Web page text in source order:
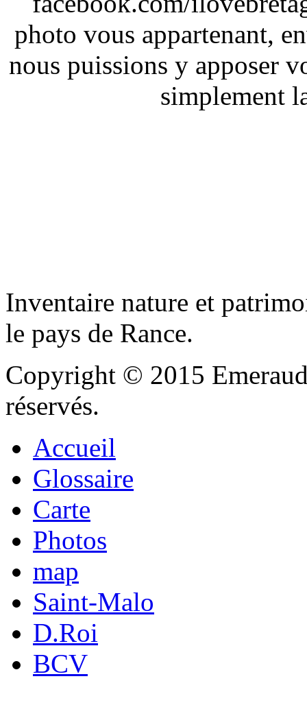
photo vous appartenant,
nous puissions y apposer
simplement
Inventaire nature et
le pays de Rance.
Copyright © 2015
réservés.
Accueil
Glossaire
Carte
Photos
map
Saint-Malo
D.Roi
BCV